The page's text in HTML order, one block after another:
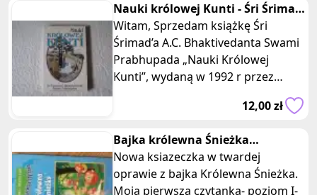
Nauki królowej Kunti - Śri Śrimad
A.C. Bhaktivedanta Swami P
Witam, Sprzedam książkę Śri
Śrimad’a A.C. Bhaktivedanta Swami
Prabhupada „Nauki Królowej
Kunti”, wydaną w 1992 r przez
Wydawnictwo The Bhaktivedanta
12,00 zł
Bajka królewna Śnieżka
książeczka dla dzieci twarda
oprawa
Nowa ksiazeczka w twardej
oprawie z bajka Królewna Śnieżka.
Moja pierwsza czytanka- poziom I-